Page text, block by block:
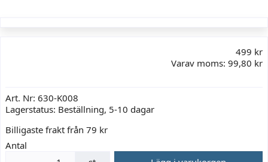
499 kr
Varav moms:99,80 kr
Art. Nr: 630-K008
Lagerstatus: Beställning, 5-10 dagar
Billigaste frakt från 79 kr
Antal